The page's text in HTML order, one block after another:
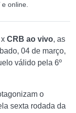
online.
x CRB ao vivo, as
04 de março,
válido pela 6º
o
sexta rodada da